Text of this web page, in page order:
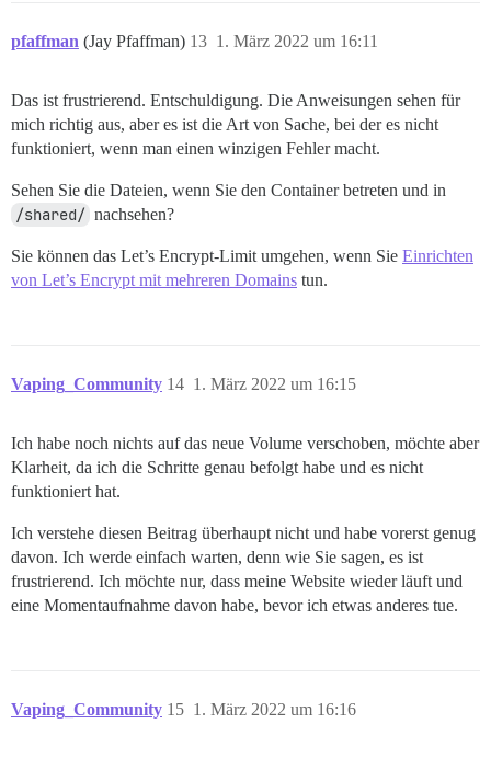
pfaffman (Jay Pfaffman) 1. März 2022 um 16:11
13
Das ist frustrierend. Entschuldigung. Die Anweisungen sehen für
mich richtig aus, aber es ist die Art von Sache, bei der es nicht
funktioniert, wenn man einen winzigen Fehler macht.
Sehen Sie die Dateien, wenn Sie den Container betreten und in
/shared/ nachsehen?
Sie können das Let’s Encrypt-Limit umgehen, wenn Sie Einrichten
von Let’s Encrypt mit mehreren Domains tun.
Vaping_Community 1. März 2022 um 16:15
14
Ich habe noch nichts auf das neue Volume verschoben, möchte aber
Klarheit, da ich die Schritte genau befolgt habe und es nicht
funktioniert hat.
Ich verstehe diesen Beitrag überhaupt nicht und habe vorerst genug
davon. Ich werde einfach warten, denn wie Sie sagen, es ist
frustrierend. Ich möchte nur, dass meine Website wieder läuft und
eine Momentaufnahme davon habe, bevor ich etwas anderes tue.
Vaping_Community 1. März 2022 um 16:16
15